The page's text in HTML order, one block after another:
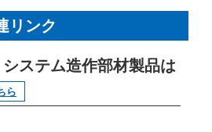
リンク
ステム造作部材製品は
ら